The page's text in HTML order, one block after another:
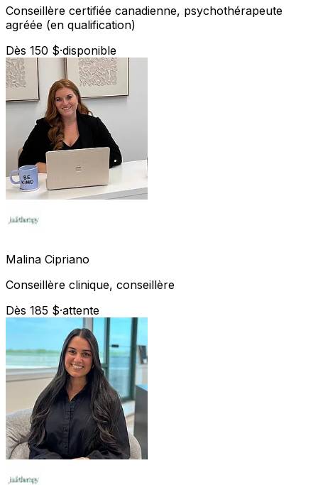
Conseillère certifiée canadienne, psychothérapeute
agréée (en qualification)
Dès 150 $·disponible
Malina Cipriano
Conseillère clinique, conseillère
Dès 185 $·attente